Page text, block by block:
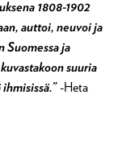
1808-1902
auttoi, neuvoi ja
Suomessa ja
suuria
-Heta